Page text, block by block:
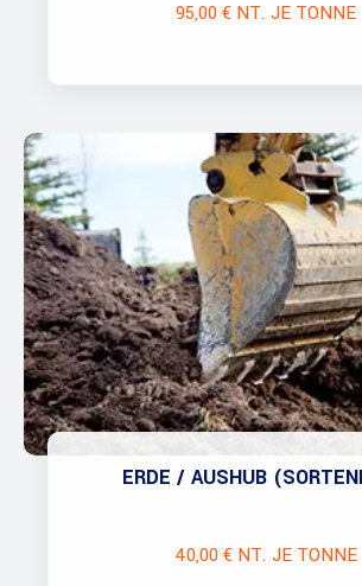
95,00 € NT. JE TONNE
ERDE / AUSHUB
40,00 € NT. JE TONNE